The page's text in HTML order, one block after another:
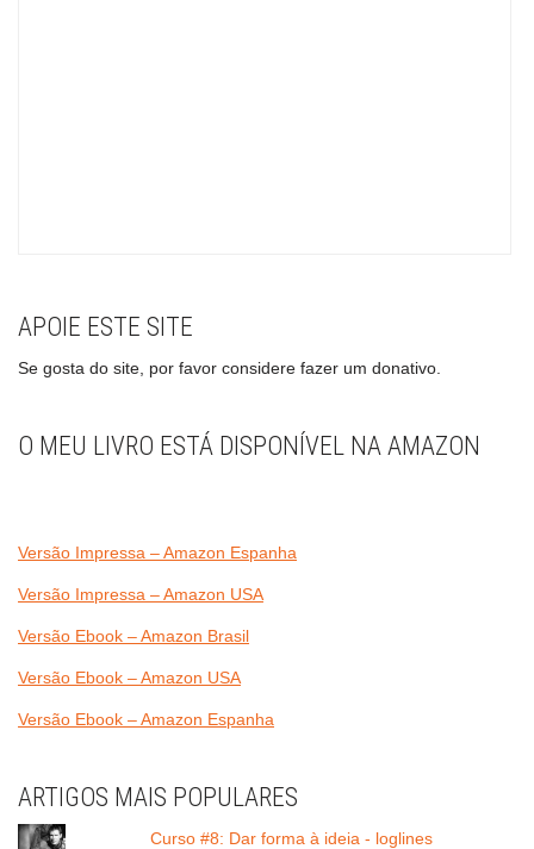
APOIE ESTE SITE
Se gosta do site, por favor considere fazer um donativo.
O MEU LIVRO ESTÁ DISPONÍVEL NA AMAZON
Versão Impressa – Amazon Espanha
Versão Impressa – Amazon USA
Versão Ebook – Amazon Brasil
Versão Ebook – Amazon USA
Versão Ebook – Amazon Espanha
ARTIGOS MAIS POPULARES
Curso #8: Dar forma à ideia - loglines